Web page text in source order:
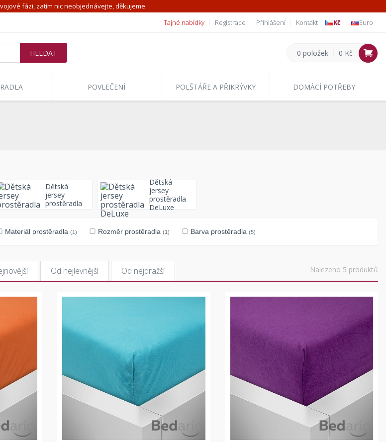
fázi, zatím nic neobjednávejte, děkujeme.
Tajné nabídky Registrace Přihlášení Kontakt Kč Euro
0 položek 0 Kč
POVLEČENÍ POLŠTÁŘE A PŘIKRÝVKY DOMÁCÍ POTŘEBY
Dětská
jersey
prostěradla
Dětská
jersey
prostěradla
DeLuxe
Materiál prostěradla (1) Rozměr prostěradla (1) Barva prostěradla (5)
Od nejlevnější Od nejdražší Nalezeno 5 produktů